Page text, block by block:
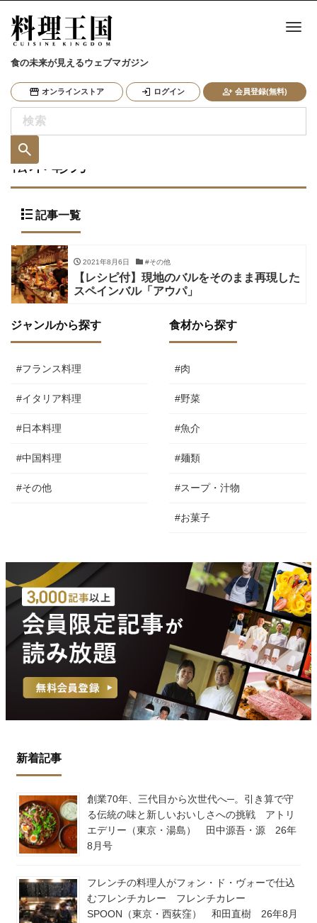
食の未来が見えるウェブマガジン
オンラインストア ログイン 会員登録(無料)
ナ
松木 彰秀
記事一覧
2021年8月6日 #その他
【レシピ付】現地のバルをそのまま再現した
スペインバル「アウパ」
ジャンルから探す
#フランス料理
#イタリア料理
#日本料理
#中国料理
#その他
食材から探す
#肉
#野菜
#魚介
#麺類
#スープ・汁物
#お菓子
新着記事
創業70年、三代目から次世代へ─。引き算で守
る伝統の味と新しいおいしさへの挑戦 アトリ
エデリー（東京・湯島） 田中源吾・源 26年
8月号
フレンチの料理人がフォン・ド・ヴォーで仕込
むフレンチカレー フレンチカレー
SPOON（東京・西荻窪） 和田直樹 26年8月